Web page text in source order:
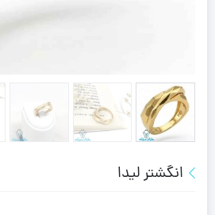
انگشتر لیدا